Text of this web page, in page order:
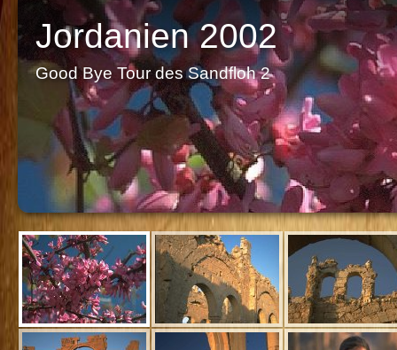
Jordanien 2002
Good Bye Tour des Sandfloh 2